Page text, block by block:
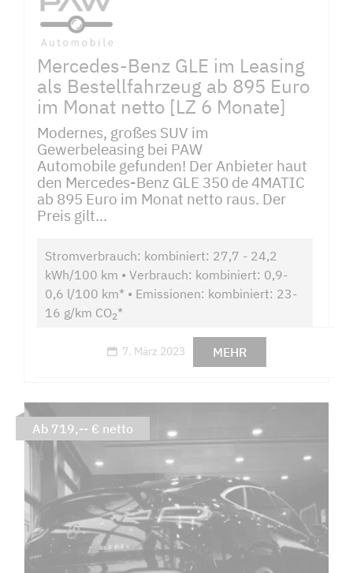
Mercedes-Benz GLE im Leasing
als Bestellfahrzeug ab 895 Euro
im Monat netto [LZ 6 Monate]
Modernes, großes SUV im
Gewerbeleasing bei PAW
Automobile gefunden! Der Anbieter haut
den Mercedes-Benz GLE 350 de 4MATIC
ab 895 Euro im Monat netto raus. Der
Preis gilt...
Stromverbrauch: kombiniert: 27,7 - 24,2
kWh/100 km • Verbrauch: kombiniert: 0,9-
0,6 l/100 km* • Emissionen: kombiniert: 23-
16 g/km CO2*
7. März 2023 MEHR
Ab 719,-- € netto